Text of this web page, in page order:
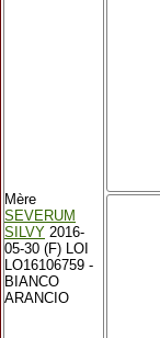
Mère
SEVERUM
SILVY 2016-
05-30 (F) LOI
LO16106759 -
BIANCO
ARANCIO